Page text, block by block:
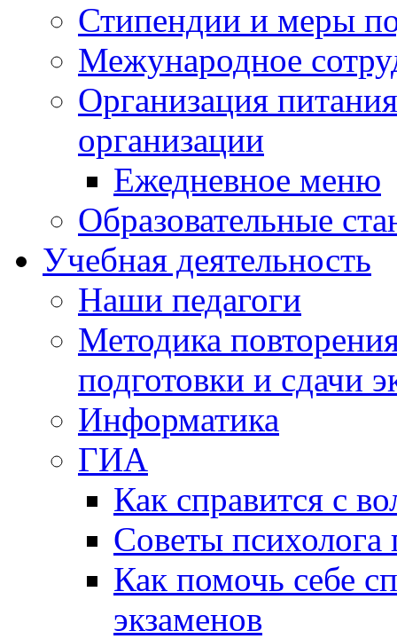
Стипендии и меры
Межународное
Организация
организации
Ежедневное меню
Образовательные
Учебная деятельность
Наши педагоги
Методика
подготовки и сдачи
Информатика
ГИА
Как справится с
Советы
Как помочь себе
экзаменов